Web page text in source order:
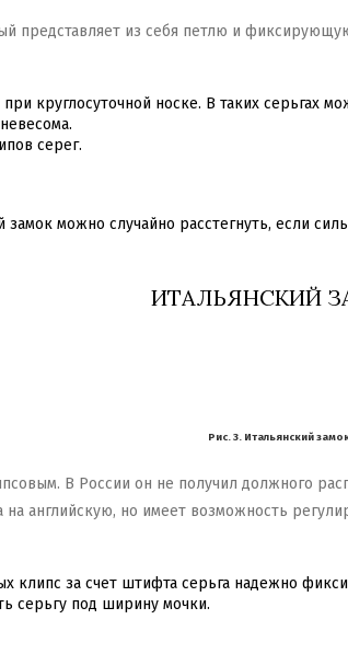
представляет из себя петлю и
круглосуточной носке. В таких серьгах
серег.
замок можно случайно расстегнуть, если
ИТАЛЬЯНСКИЙ
Рис. 3. Итальянский
В России он не получил должного
английскую, но имеет возможность
клипс за счет штифта серьга надежно
серьгу под ширину мочки.